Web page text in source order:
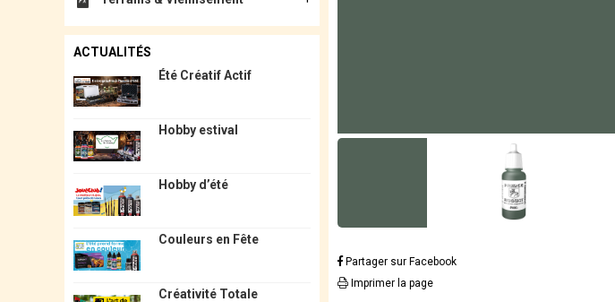
ACTUALITÉS
Été Créatif Actif
Hobby estival
Hobby d’été
Couleurs en Fête
Créativité Totale
Partager sur Facebook
Imprimer la page